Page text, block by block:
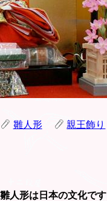
雛人形 親王飾り
雛人形は日本の文化です